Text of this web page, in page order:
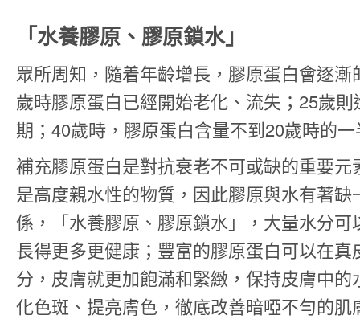
「水養膠原、膠原鎖水」
眾所周知，隨着年齡增長，膠原蛋白會逐漸
歲時膠原蛋白已經開始老化、流失；25歲
期；40歲時，膠原蛋白含量不到20歲時的
補充膠原蛋白是對抗衰老不可或缺的重要元
是高度親水性的物質，因此膠原與水有著缺
係，「水養膠原、膠原鎖水」，大量水分可
長得更多更健康；豐富的膠原蛋白可以在真
分，皮膚就更加飽滿和緊緻，保持皮膚中的
化色斑、提亮膚色，徹底改善暗啞不勻的